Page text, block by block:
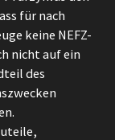
für nach
keine NEFZ-
nicht auf ein
des